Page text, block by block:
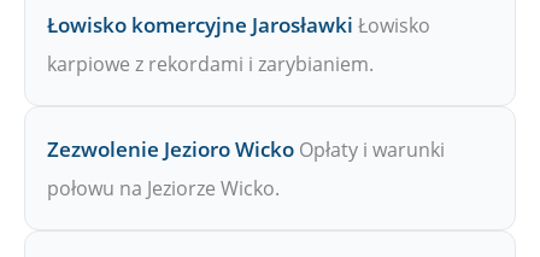
Łowisko komercyjne Jarosławki Łowisko
karpiowe z rekordami i zarybianiem.
Zezwolenie Jezioro Wicko Opłaty i warunki
połowu na Jeziorze Wicko.